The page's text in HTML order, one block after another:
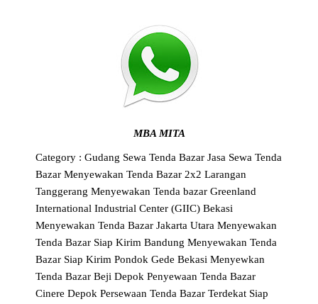
MBA MITA
Category : Gudang Sewa Tenda BazarJasa Sewa Tenda
BazarMenyewakan Tenda Bazar 2x2 Larangan
TanggerangMenyewakan Tenda bazar Greenland
International Industrial Center (GIIC) Bekasi
Menyewakan Tenda Bazar Jakarta UtaraMenyewakan
Tenda Bazar Siap Kirim BandungMenyewakan Tenda
Bazar Siap Kirim Pondok Gede BekasiMenyewkan
Tenda Bazar Beji DepokPenyewaan Tenda Bazar
Cinere DepokPersewaan Tenda Bazar Terdekat Siap